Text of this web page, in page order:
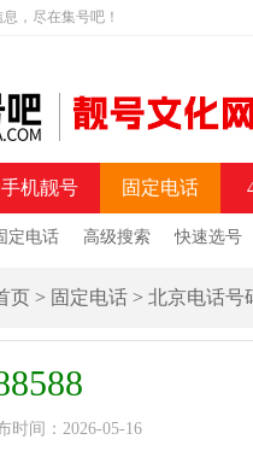
，尽在集号吧！
手机靓号 固定电话
定电话 高级搜索 快速选号
页 > 固定电话 > 北京电话号
间：2026-05-16